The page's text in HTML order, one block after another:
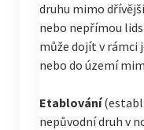
druhu mimo
nebo nepřímou
může dojít v rámci
nebo do území
Etablování
nepůvodní druh v